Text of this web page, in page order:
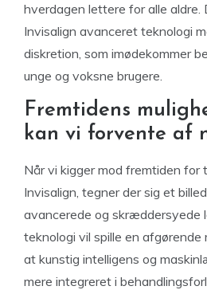
hverdagen lettere for alle aldre.
Invisalign avanceret teknologi
diskretion, som imødekommer
unge og voksne brugere.
Fremtidens
kan vi forvente af
Når vi kigger mod fremtiden for
Invisalign, tegner der sig et
avancerede og skræddersyede
teknologi vil spille en afgørende
at kunstig intelligens og
mere integreret i